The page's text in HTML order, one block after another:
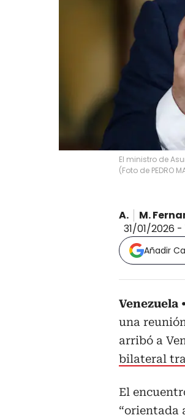
El ministro de
(Foto de PEDRO
A.
M.
31/01/2026 -
Añadir
Venezuela
una
arribó a
bilateral
El
“orientada